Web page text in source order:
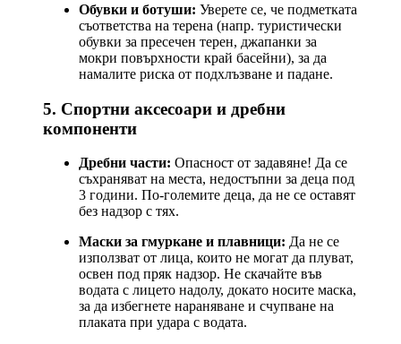
Обувки и ботуши: Уверете се, че подметката
съответства на терена (напр. туристически
обувки за пресечен терен, джапанки за
мокри повърхности край басейни), за да
намалите риска от подхлъзване и падане.
5. Спортни аксесоари и дребни
компоненти
Дребни части: Опасност от задавяне! Да се
съхраняват на места, недостъпни за деца под
3 години. По-големите деца, да не се оставят
без надзор с тях.
Маски за гмуркане и плавници: Да не се
използват от лица, които не могат да плуват,
освен под пряк надзор. Не скачайте във
водата с лицето надолу, докато носите маска,
за да избегнете нараняване и счупване на
плаката при удара с водата.